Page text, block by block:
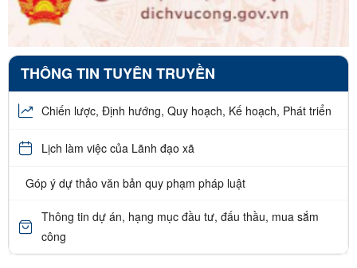
THÔNG TIN TUYÊN TRUYỀN
Chiến lược, Định hướng, Quy hoạch, Kế hoạch, Phát triển
Lịch làm việc của Lãnh đạo xã
Góp ý dự thảo văn bản quy phạm pháp luật
Thông tin dự án, hạng mục đầu tư, đấu thầu, mua sắm
công